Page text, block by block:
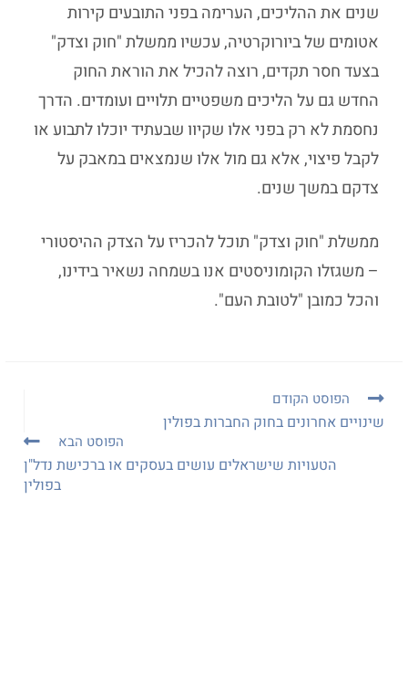
שנים את ההליכים, הערימה בפני התובעים קירות
אטומים של ביורוקרטיה, עכשיו ממשלת "חוק וצדק"
בצעד חסר תקדים, רוצה להכיל את הוראת החוק
החדש גם על הליכים משפטיים תלויים ועומדים. הדרך
נחסמת לא רק בפני אלו שקיוו שבעתיד יוכלו לתבוע או
לקבל פיצוי, אלא גם מול אלו שנמצאים במאבק על
צדקם במשך שנים.
ממשלת "חוק וצדק" תוכל להכריז על הצדק ההיסטורי
– משגזלו הקומוניסטים אנו בשמחה נשאיר בידינו,
והכל כמובן "לטובת העם".
הפוסט הקודם
שינויים אחרונים בחוק החברות בפולין
הפוסט הבא
הטעויות שישראלים עושים בעסקים או ברכישת נדל"ן
בפולין